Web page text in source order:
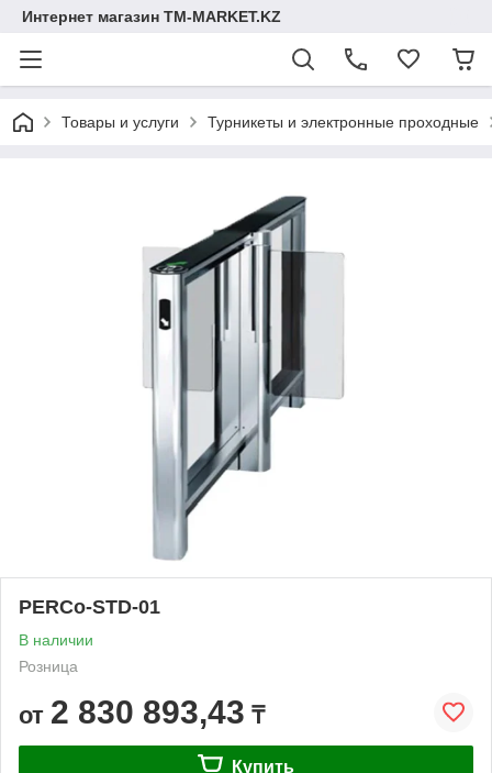
Интернет магазин TM-MARKET.KZ
Товары и услуги Турникеты и электронные проходные
PERCo-STD-01
В наличии
Розница
от 2 830 893,43 ₸
Купить